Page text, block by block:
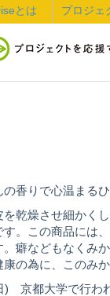
プロジェ
とは
香りで心温まる
乾燥させ細かく
。この商品には
癖などもなくみ
の為に、このみ
) 京都大学で行わ